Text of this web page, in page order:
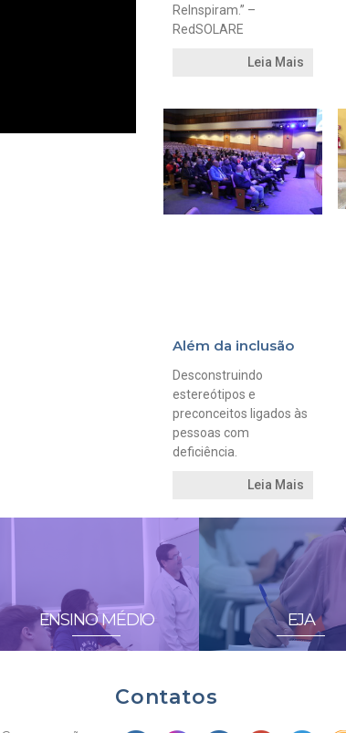
ReInspiram.” –
RedSOLARE
Leia Mais
Além da inclusão
Desconstruindo
estereótipos e
preconceitos ligados às
pessoas com
deficiência.
Leia Mais
ENSINO MÉDIO EJA
Contatos